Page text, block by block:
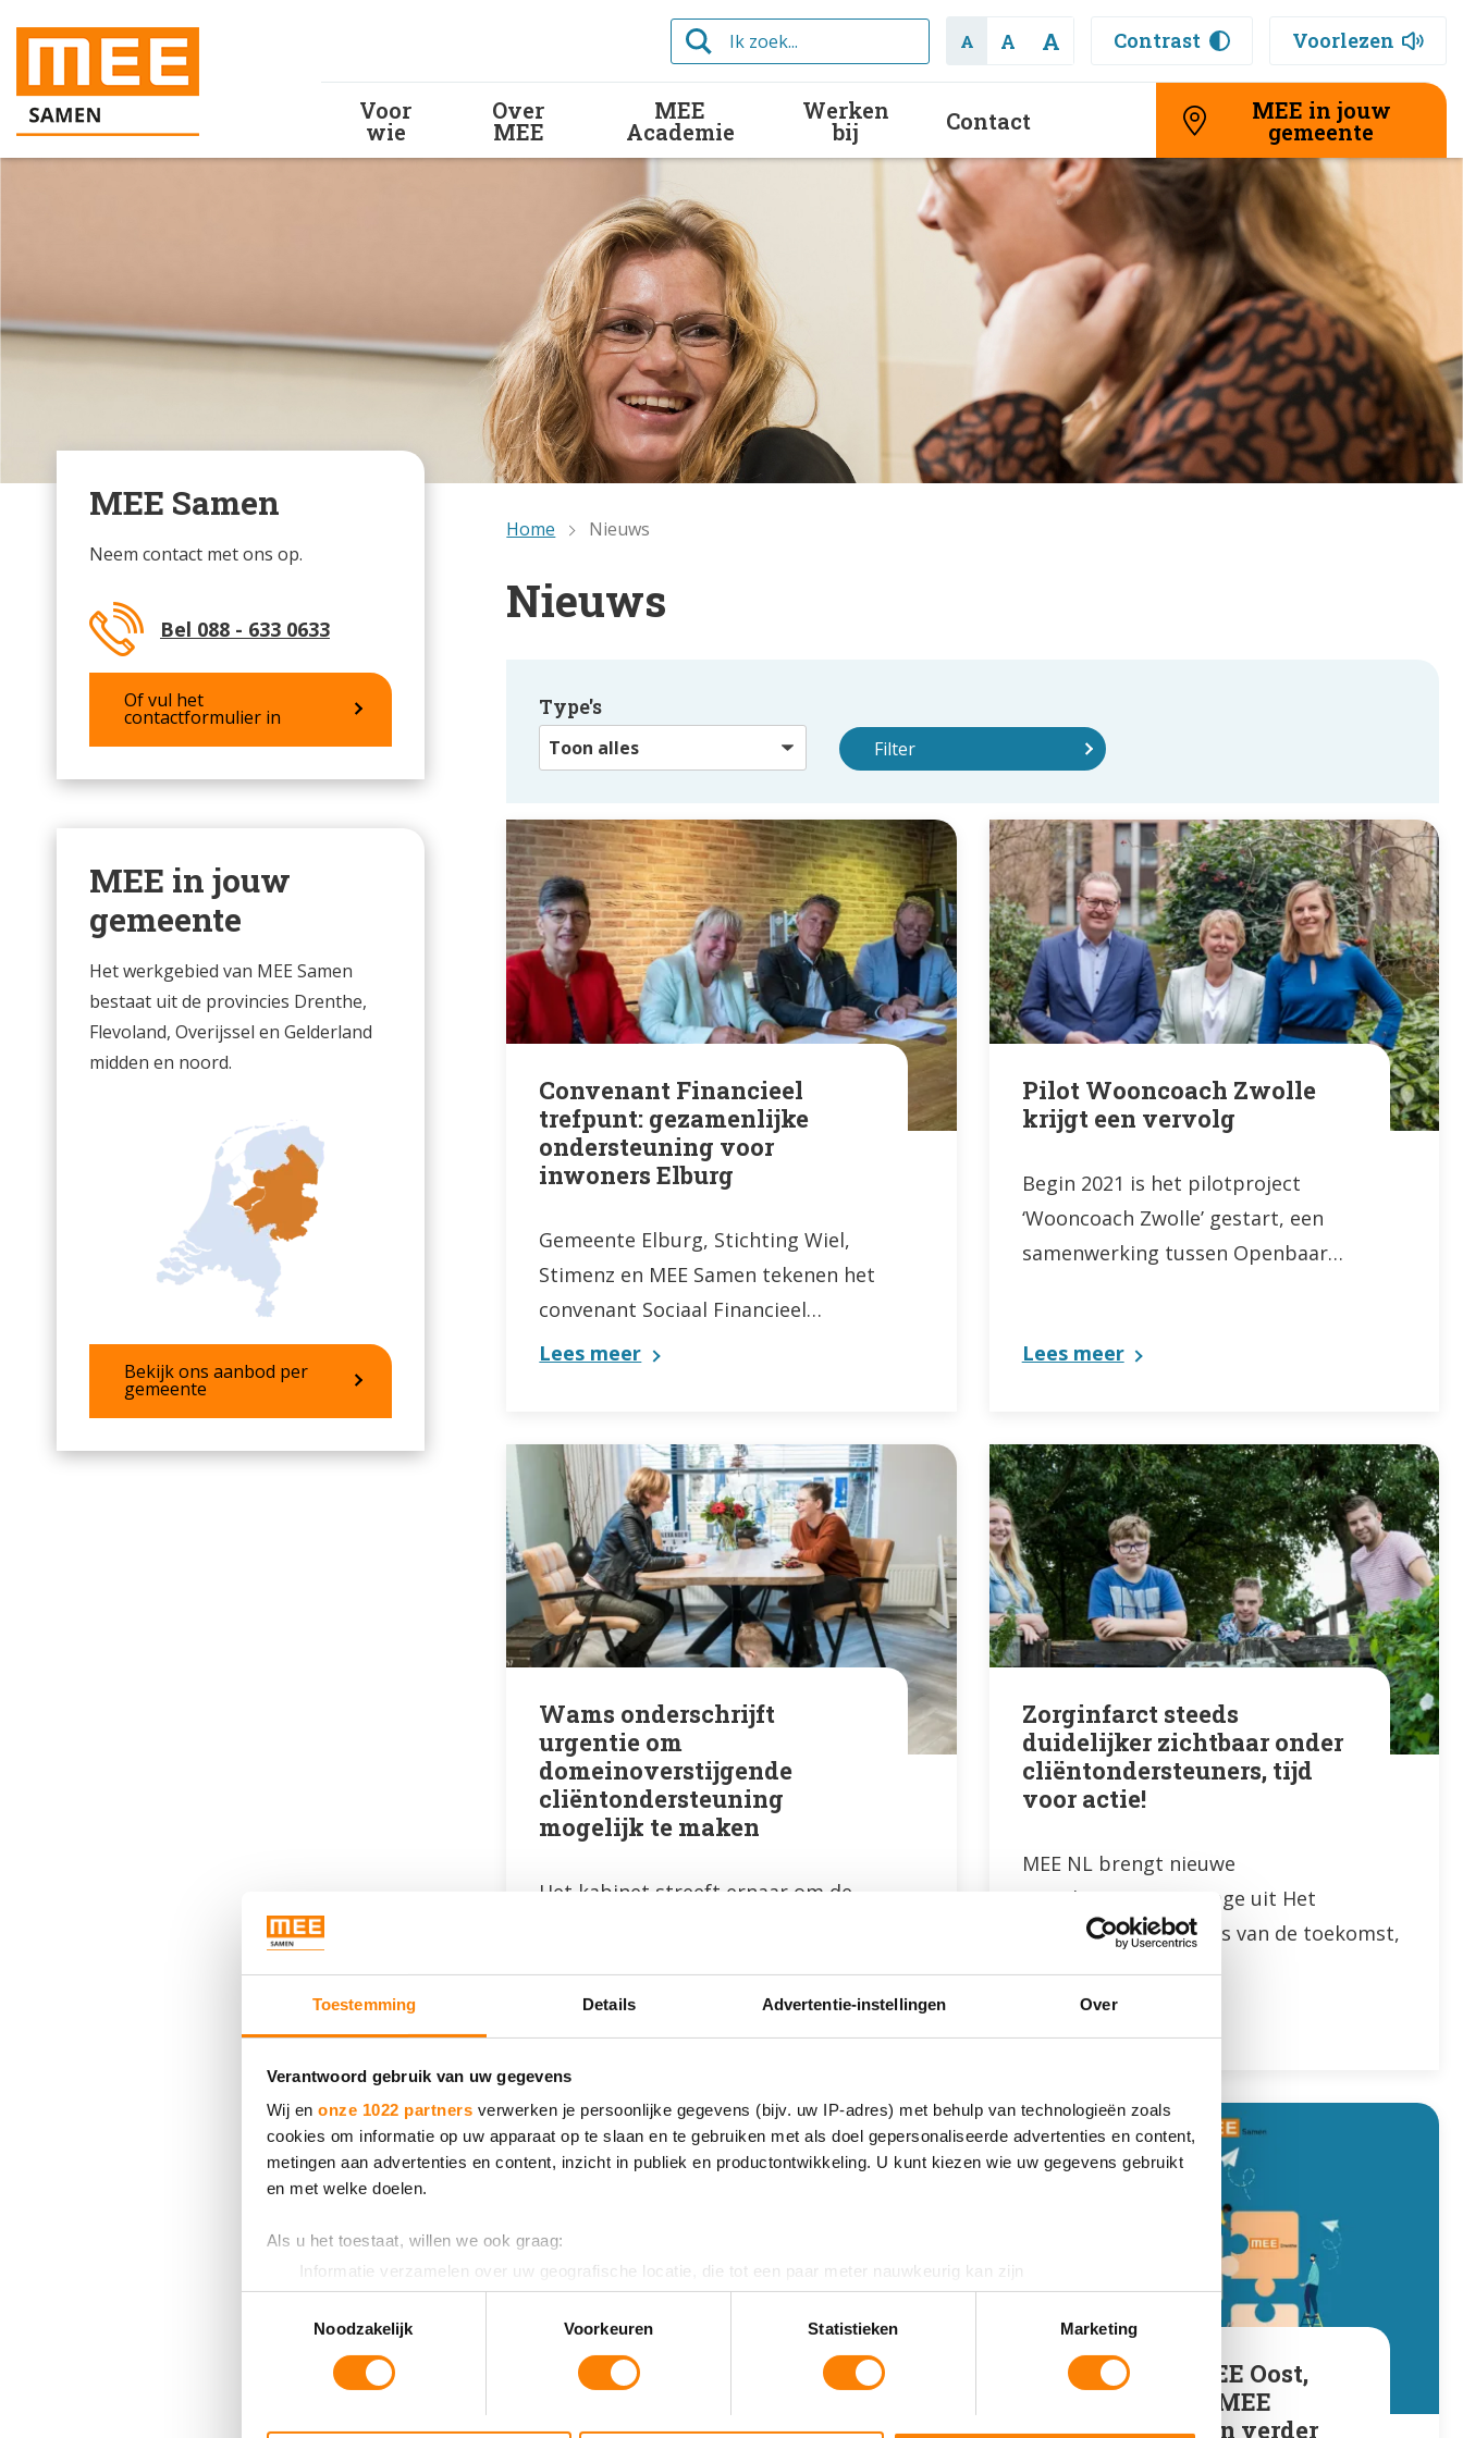
Toestemming Details Advertentie-instellingen Over
Verantwoord gebruik van uw gegevens
Wij en onze 1022 partners verwerken je persoonlijke gegevens (bijv. uw IP-adres) met behulp van technologieën zoals
cookies om informatie op uw apparaat op te slaan en te gebruiken met als doel gepersonaliseerde advertenties en content,
metingen aan advertenties en content, inzicht in publiek en productontwikkeling. U kunt kiezen wie uw gegevens gebruikt
en met welke doelen.
Als u het toestaat, willen we ook graag:
Informatie verzamelen over uw geografische locatie, die tot een paar meter nauwkeurig kan zijn
Uw apparaat identificeren door het actief te scannen op specifieke eigenschappen (fingerprinting)
Lees meer over hoe uw persoonlijke gegevens worden verwerkt en stel uw voorkeuren in het
detailgedeeltein. U kunt uw
toestemming op elk moment wijzigen of intrekken in de Cookieverklaring.
websiteverkeer te analyseren. Ook delen we informatie over uw gebruik van onze site met onze partners voor social
Noodzakelijk
Voorkeuren Statistieken Marketing
Ik
zoek...
A A A Contrast Voorlezen
Voor
wie
Over
MEE
MEE
Academie
Werken
bij Contact MEE in jouw
gemeente
MEE Samen
Neem contact met ons op.
Bel 088 - 633 0633
Of vul het
contactformulier in
MEE in jouw
gemeente
Het werkgebied van MEE Samen
bestaat uit de provincies Drenthe,
Flevoland, Overijssel en Gelderland
midden en noord.
Bekijk ons aanbod per
gemeente
Home Nieuws
Nieuws
Type's
Filter
Convenant Financieel
trefpunt: gezamenlijke
ondersteuning voor
inwoners Elburg
Gemeente Elburg, Stichting Wiel,
Stimenz en MEE Samen tekenen het
convenant Sociaal Financieel…
Lees meer
Pilot Wooncoach Zwolle
krijgt een vervolg
Begin 2021 is het pilotproject
‘Wooncoach Zwolle’ gestart, een
samenwerking tussen Openbaar…
Lees meer
Wams onderschrijft
urgentie om
domeinoverstijgende
cliëntondersteuning
mogelijk te maken
Het kabinet streeft ernaar om de
Lees meer
Zorginfarct steeds
duidelijker zichtbaar onder
cliëntondersteuners, tijd
voor actie!
MEE NL brengt nieuwe
signaleringsrapportage uit Het
zorginfarct is niet iets van de toekomst,
maar…
Lees meer
KOM, laat je zien
MEE Drenthe, MEE Oost,
MEE Veluwe en MEE
IJsseloevers gaan verder